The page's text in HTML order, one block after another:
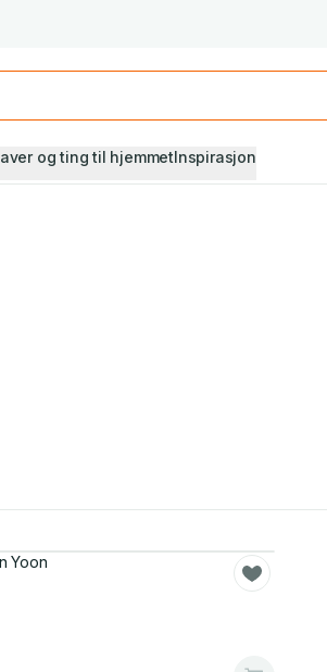
og ting til hjemmetInspirasjon
Yoon